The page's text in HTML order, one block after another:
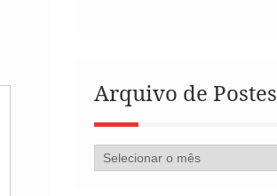
Arquivo de Postes
Arquivo